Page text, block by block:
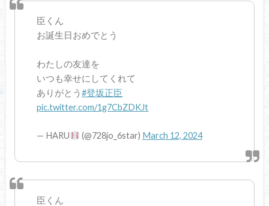
臣くん
お誕生日おめでとう
わたしの友達を
いつも幸せにしてくれて
ありがとう#登坂正臣
pic.twitter.com/1g7CbZDKJt
— HARU (@728jo_6star) March 12, 2024
臣くん